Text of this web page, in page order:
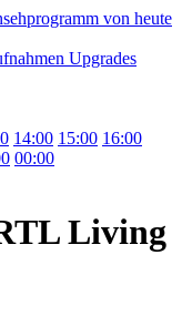
Upgrades
14:00 15:00 16:00
00:00
Living